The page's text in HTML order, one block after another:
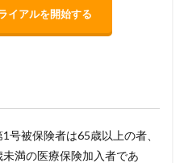
イアルを開始する
号被保険者は65歳以上の者、
満の医療保険加入者であ